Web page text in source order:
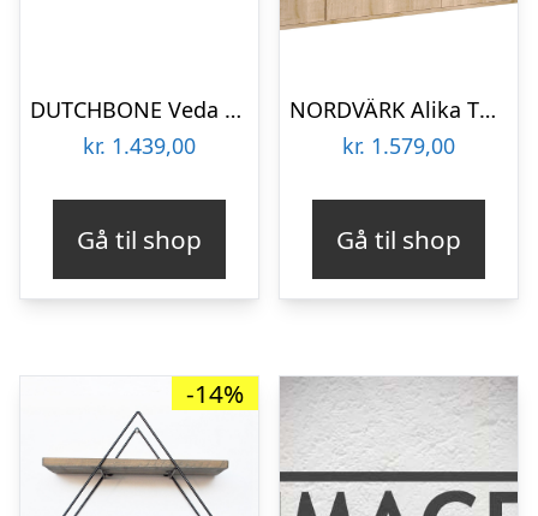
DUTCHBONE Veda væghylde, Lav, m. 1 hylde – beige genbrugsmarmor
kr. 1.439,00
Gå til shop
NORDVÄRK Alika TV-bord, m. 2 væghylder, 3 låger, 1 rum – egefarvet melamin (180×35)
kr. 1.579,00
Gå til shop
-14%